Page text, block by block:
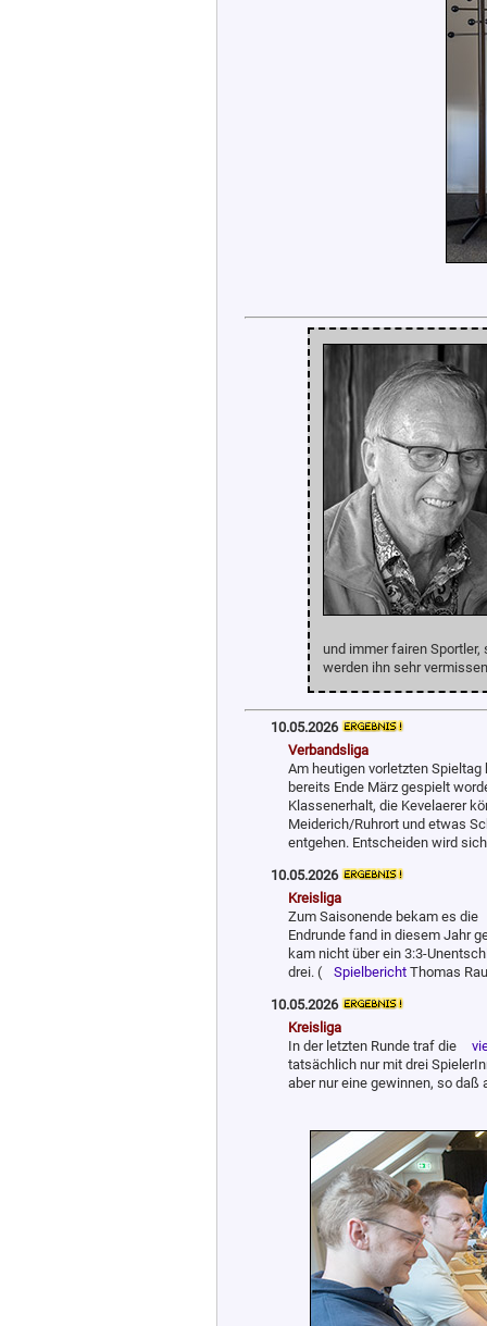
und immer fairen
werden ihn sehr
10.05.2026
Verbandsliga
Am heutigen vorletzten
bereits Ende März gespielt
Klassenerhalt, die Kevelaerer
Meiderich/Ruhrort und etwas
entgehen. Entscheiden wird
10.05.2026
Kreisliga
Zum Saisonende bekam es die
Endrunde fand in diesem Jahr
kam nicht über ein 3:3-
drei. (
Spielbericht Thomas
10.05.2026
Kreisliga
In der letzten Runde traf die
tatsächlich nur mit drei
aber nur eine gewinnen, so daß